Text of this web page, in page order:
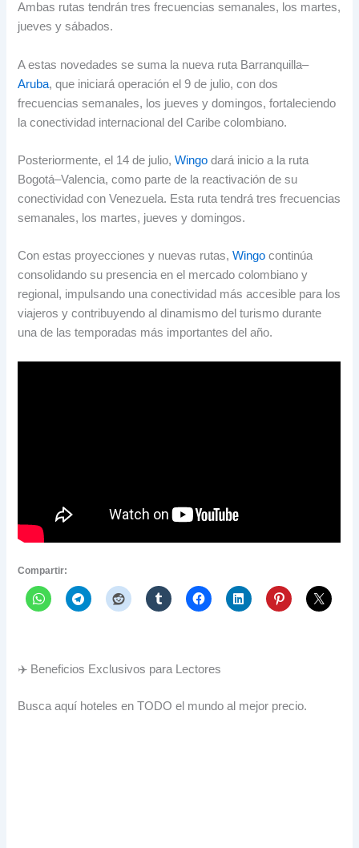
Ambas rutas tendrán tres frecuencias semanales, los martes,
jueves y sábados.
A estas novedades se suma la nueva ruta Barranquilla–
Aruba, que iniciará operación el 9 de julio, con dos
frecuencias semanales, los jueves y domingos, fortaleciendo
la conectividad internacional del Caribe colombiano.
Posteriormente, el 14 de julio,Wingo dará inicio a la ruta
Bogotá–Valencia, como parte de la reactivación de su
conectividad con Venezuela. Esta ruta tendrá tres frecuencias
semanales, los martes, jueves y domingos.
Con estas proyecciones y nuevas rutas,Wingocontinúa
consolidando su presencia en el mercado colombiano y
regional, impulsando una conectividad más accesible para los
viajeros y contribuyendo al dinamismo del turismo durante
una de las temporadas más importantes del año.
Compartir:
✈️ Beneficios Exclusivos para Lectores
Busca aquí hoteles en TODO el mundo al mejor precio.